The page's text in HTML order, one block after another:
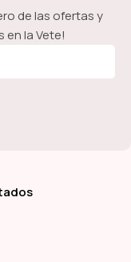
de las ofertas y
la Vete!